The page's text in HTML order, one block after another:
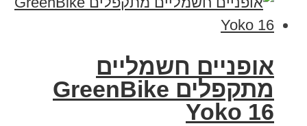
‏אופניים חשמליים
‏מתקפלים GreenBike
Yoko 16